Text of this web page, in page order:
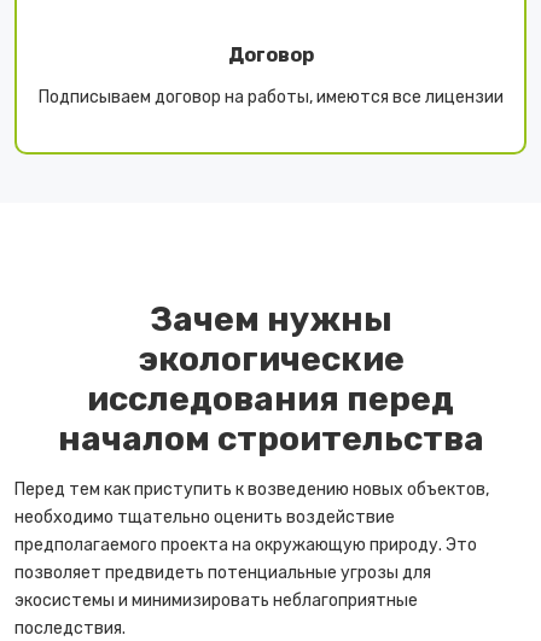
Договор
Подписываем договор на работы, имеются все лицензии
Зачем нужны
экологические
исследования перед
началом строительства
Перед тем как приступить к возведению новых объектов,
необходимо тщательно оценить воздействие
предполагаемого проекта на окружающую природу. Это
позволяет предвидеть потенциальные угрозы для
экосистемы и минимизировать неблагоприятные
последствия.